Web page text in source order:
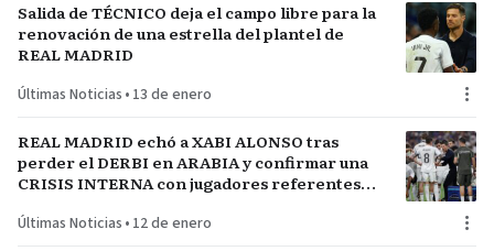
Salida de TÉCNICO deja el campo libre para la
renovación de una estrella del plantel de
REAL MADRID
Últimas Noticias • 13 de enero
REAL MADRID echó a XABI ALONSO tras
perder el DERBI en ARABIA y confirmar una
CRISIS INTERNA con jugadores referentes
Últimas Noticias • 12 de enero